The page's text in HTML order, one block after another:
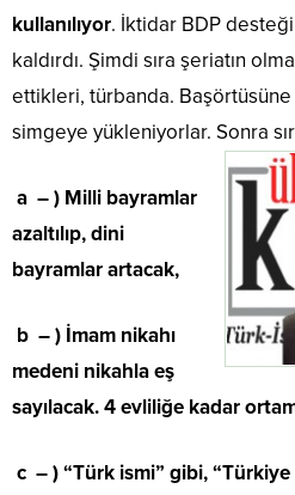
kullanılıyor. İktidar BDP desteği
kaldırdı. Şimdi sıra şeriatın
ettikleri, türbanda.
simgeye yükleniyorlar. Sonra
a – ) Milli bayramlar
azaltılıp, dini
bayramlar artacak,
b – ) İmam nikahı
medeni nikahla eş
sayılacak. 4 evliliğe kadar
c – ) “Türk ismi” gibi, “Türkiye